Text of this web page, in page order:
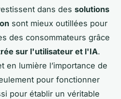
dans des solutions
sont mieux outillées pour
des consommateurs grâce
sur l'utilisateur et l'IA.
en lumière l’importance de
pour fonctionner
pour établir un véritable